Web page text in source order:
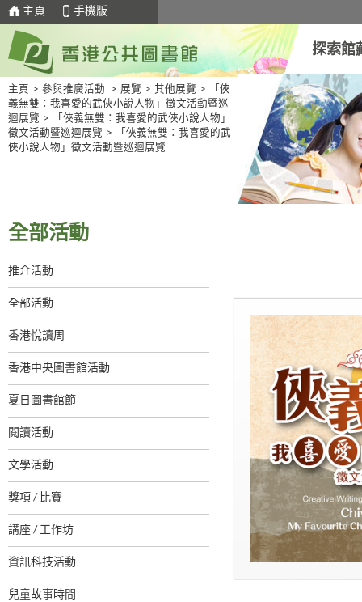
主頁 手機版
探索館
主頁 > 參與推廣活動 > 展覽 > 其他展覽 >
「俠
義無雙：我喜愛的武俠小說人物」徵文活動暨巡
迴展覽 >
「俠義無雙：我喜愛的武俠小說人物」
徵文活動暨巡迴展覽 >
「俠義無雙：我喜愛的武
俠小說人物」徵文活動暨巡迴展覽
全部活動
推介活動
全部活動
香港悅讀周
香港中央圖書館活動
夏日圖書館節
閱讀活動
文學活動
獎項 / 比賽
講座 / 工作坊
資訊科技活動
兒童故事時間